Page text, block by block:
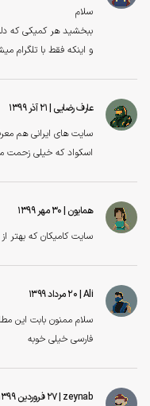
سلام
ببخشید هر کمیکی که
و اینکه فقط با تلگرام
عارف رضایی
سایت های ایرانی هم
اسکواد که خیلی زحمت
همایون
سایت کامیکان که بهتر
Ali
فارسی خیلی خوبه
zeynab | ۲۷ فروردین ۱۳۹۹